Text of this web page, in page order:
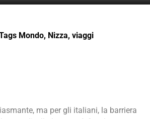
Mondo, Nizza, viaggi
ma per gli italiani, la barriera